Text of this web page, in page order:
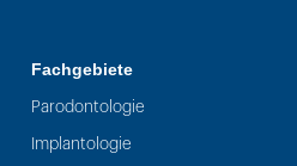
Fachgebiete
Parodontologie
Implantologie